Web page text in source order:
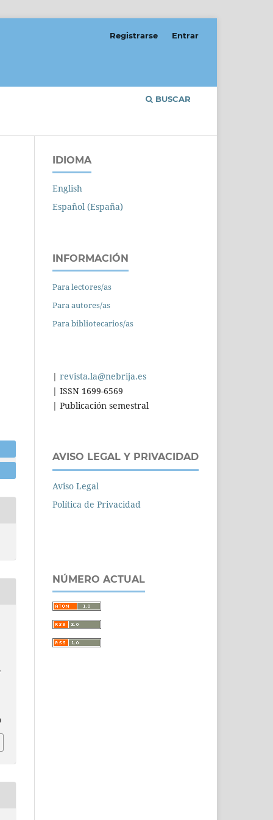
BUSCAR
Registrarse Entrar
IDIOMA
English
Español (España)
INFORMACIÓN
Para lectores/as
Para autores/as
Para bibliotecarios/as
| revista.la@nebrija.es
| ISSN 1699-6569
| Publicación semestral
AVISO LEGAL Y PRIVACIDAD
Aviso Legal
Política de Privacidad
NÚMERO ACTUAL